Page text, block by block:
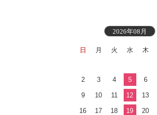
2026年08月
日 月 火 水 木
2 3 4 5 6
9 10 11 12 13
16 17 18 19 20